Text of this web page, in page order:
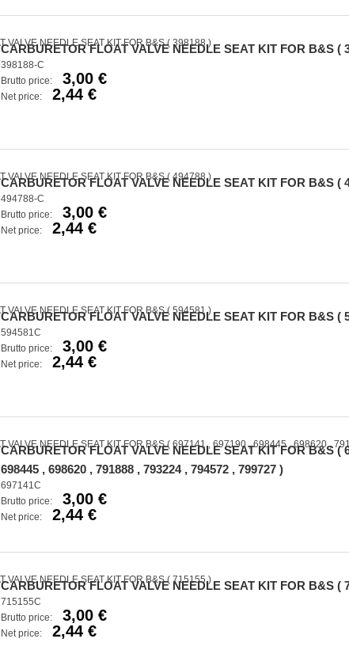
CARBURETOR FLOAT VALVE NEEDLE SEAT KIT FOR B&S (
398188-C
Brutto price:
3,00 €
Net price: 2,44 €
CARBURETOR FLOAT VALVE NEEDLE SEAT KIT FOR B&S (
494788-C
Brutto price:
3,00 €
Net price: 2,44 €
CARBURETOR FLOAT VALVE NEEDLE SEAT KIT FOR B&S (
594581C
Brutto price:
3,00 €
Net price: 2,44 €
CARBURETOR FLOAT VALVE NEEDLE SEAT KIT FOR B&S (
698445 , 698620 , 791888 , 793224 , 794572 , 799727 )
697141C
Brutto price:
3,00 €
Net price: 2,44 €
CARBURETOR FLOAT VALVE NEEDLE SEAT KIT FOR B&S (
715155C
Brutto price:
3,00 €
Net price: 2,44 €